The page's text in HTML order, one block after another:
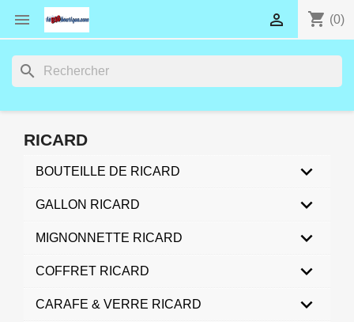
 shopping_cart (0)

search
RICARD
BOUTEILLE DE RICARD
GALLON RICARD
MIGNONNETTE RICARD
COFFRET RICARD
CARAFE & VERRE RICARD